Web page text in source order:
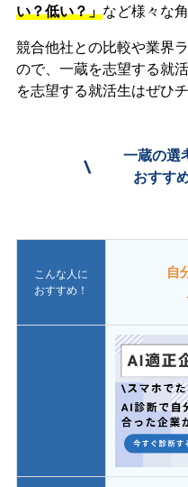
い？低い？」など様々な
競合他社との比較や業界
ので、一蔵を志望する就
を志望する就活生はぜひ
\
一蔵の選
おすす
こんな人に
おすすめ！
自